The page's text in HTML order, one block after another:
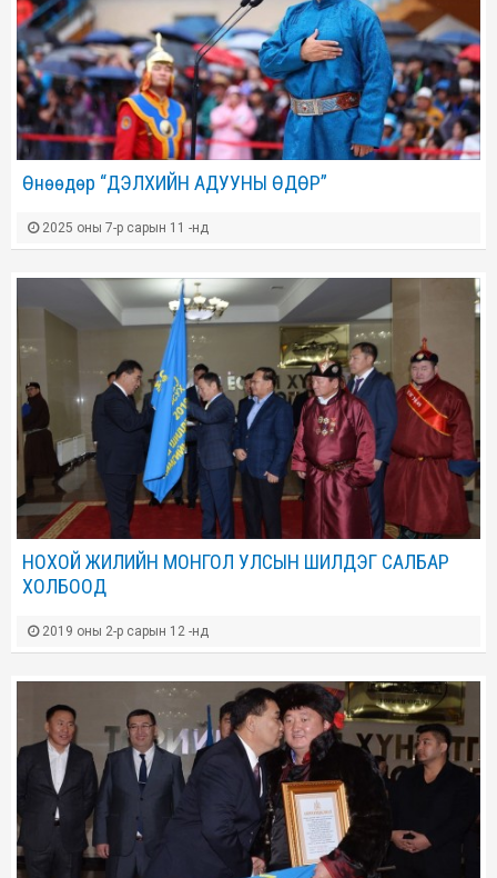
Өнөөдөр “ДЭЛХИЙН АДУУНЫ ӨДӨР”
2025 оны 7-р сарын 11 -нд
НОХОЙ ЖИЛИЙН МОНГОЛ УЛСЫН ШИЛДЭГ САЛБАР
ХОЛБООД
2019 оны 2-р сарын 12 -нд